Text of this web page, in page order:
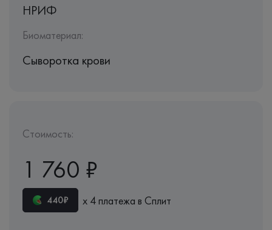
НРИФ
Биоматериал:
Сыворотка крови
Стоимость:
1 760 ₽
440₽ х 4 платежа в Сплит